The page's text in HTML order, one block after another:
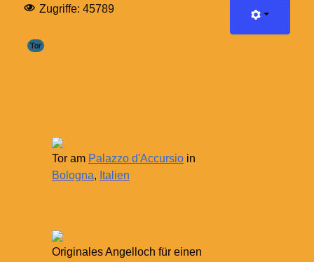
Zugriffe: 45789
Tor
Tor am Palazzo d'Accursio in
Bologna, Italien
Originales Angelloch für einen